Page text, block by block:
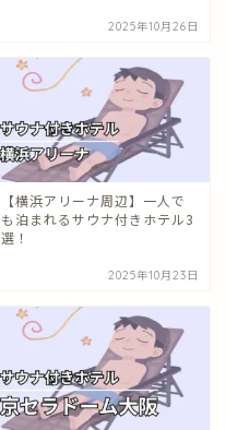
2025年10月26日
【横浜アリーナ周辺】一人で
も泊まれるサウナ付きホテル3
選！
2025年10月23日